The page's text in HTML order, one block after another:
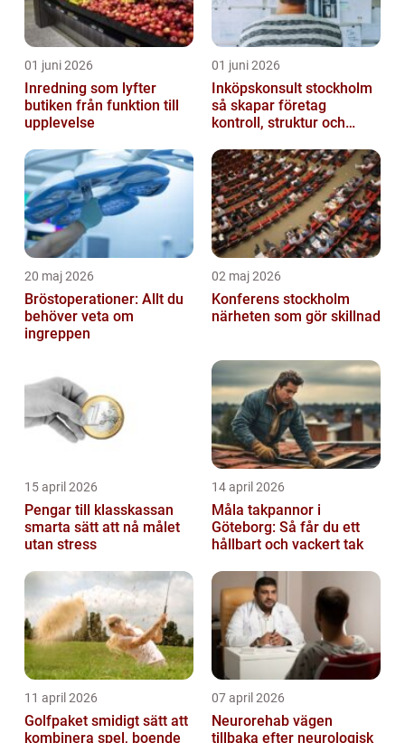
01 juni 2026
Inredning som lyfter
butiken från funktion till
upplevelse
01 juni 2026
Inköpskonsult stockholm
så skapar företag
kontroll, struktur och
20 maj 2026
Bröstoperationer: Allt du
behöver veta om
ingreppen
02 maj 2026
Konferens stockholm
närheten som gör skillnad
15 april 2026
Pengar till klasskassan
smarta sätt att nå målet
utan stress
14 april 2026
Måla takpannor i
Göteborg: Så får du ett
hållbart och vackert tak
11 april 2026
Golfpaket smidigt sätt att
kombinera spel, boende
07 april 2026
Neurorehab vägen
tillbaka efter neurologisk